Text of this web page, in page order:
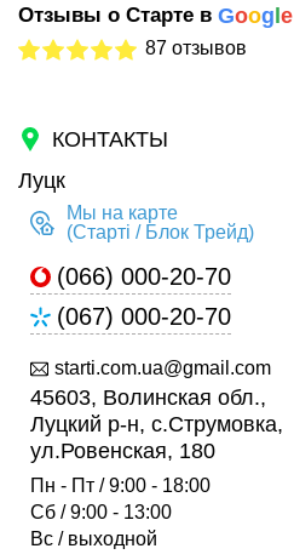
Отзывы о Старте в Goog e
87 отзывов
КОНТАКТЫ
Луцк
Мы на карте
(Старті / Блок Трейд)
(066) 000-20-70
(067) 000-20-70
starti.com.ua@gmail.com
45603, Волинская обл.,
Луцкий р-н, с.Струмовка,
ул.Ровенская, 180
Пн - Пт / 9:00 - 18:00
Сб / 9:00 - 13:00
Вс / выходной